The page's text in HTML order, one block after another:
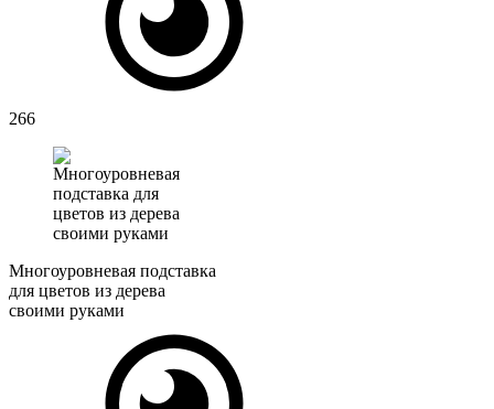
266
Многоуровневая подставка
для цветов из дерева
своими руками